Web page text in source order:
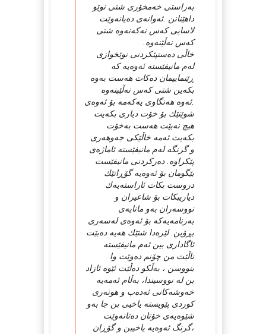
به‌راستی خه‌مخۆری شتی نوێو
داهێنانن .ئه‌وانه‌ی ده‌یانه‌وێت
لاسایی كه‌س نه‌كه‌نه‌وه‌ شتی
كه‌س نه‌ڵێنه‌وه‌.
خاڵی ده‌ستپێكردنی نوێخوازی
له‌م مانیفێسته‌ ئه‌وه‌یه‌ كه‌
ڕێنماییمان ده‌كات هه‌ست به‌وه‌
بكه‌ین شتی كه‌س نه‌ڵێینه‌وه‌
.ئه‌وه‌ هه‌نگاوی یه‌كه‌مه‌ بۆ ئه‌وه‌ی
شوێنێك بۆ خۆت دیاری بكه‌یت
هیچ نه‌بێت هه‌ست به‌خۆت
بكه‌یت.ئه‌مه‌ خاڵێكی جه‌وهه‌ری
و گرنگه‌ له‌م مانیفێسته‌ ئاماژه‌ی
پێكراوه‌. ده‌ركردنی مانیفێست
بێگومان بۆ ئه‌وه‌یه‌ گۆڕانێك
دروست بكات ئاراسته‌یه‌ك
دیاریبكات بۆ شاعیران و
نووسه‌ران به‌و مانایه‌ی
به‌رنامه‌یه‌كه‌ بۆ ئه‌وه‌ی له‌سه‌ری
بڕۆین. لێره‌دا شتێك هه‌یه‌ ده‌بێت
ئاگاداری بین ئه‌م مانیفێسته‌
ناڵێت من چۆنم ده‌وێت وا
بنووسن ، به‌ڵكو ده‌ڵێت ئێوه‌ ئازاد
بن له‌ نووسیندا، به‌ڵام ئه‌مه‌یه‌
خه‌وشه‌كانی ئه‌ده‌ب و هونه‌ری
كوردی پێویسته‌ یاخیی بن جا به‌و
شێوه‌یه‌ی خۆتان ده‌تانه‌وێت
،گرنگ ئه‌وه‌یه‌ یاخیبن و گۆڕان